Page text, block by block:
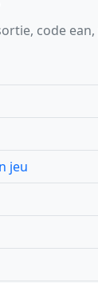
code ean,
jeu